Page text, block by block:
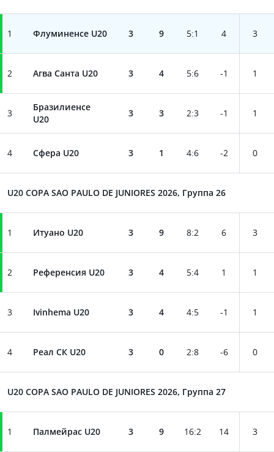
1 Флуминенсе U20 3 9 5:1 4 3
2 Агва Санта U20 3 4 5:6 -1 1
3
Бразилиенсе
U20
3 3 2:3 -1 1
4 Сфера U20 3 1 4:6 -2 0
U20 COPA SAO PAULO DE JUNIORES 2026, Группа 26
1 Итуано U20 3 9 8:2 6 3
2 Референсия U20 3 4 5:4 1 1
3 Ivinhema U20 3 4 4:5 -1 1
4 Реал СК U20 3 0 2:8 -6 0
U20 COPA SAO PAULO DE JUNIORES 2026, Группа 27
1 Палмейрас U20 3 9 16:2 14 3